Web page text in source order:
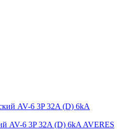
AV-6 3P 32A (D) 6kA AVERES